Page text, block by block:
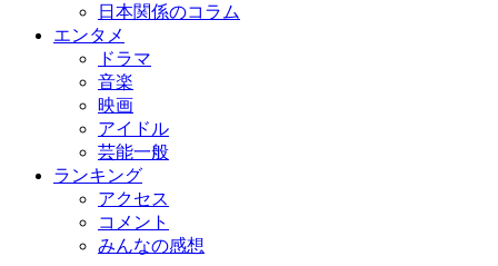
日本関係のコラム
エンタメ
ドラマ
音楽
映画
アイドル
芸能一般
ランキング
アクセス
コメント
みんなの感想